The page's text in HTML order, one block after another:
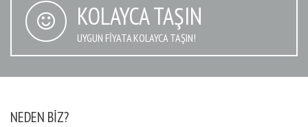
KOLAYCA TAŞIN
UYGUN FIYATA KOLAYCA TAŞIN!
NEDEN BIZ?